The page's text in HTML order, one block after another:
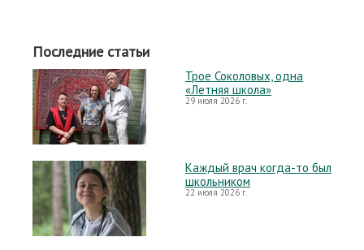
Последние статьи
Трое Соколовых, одна
«Летняя школа»
29 июля 2026 г.
Каждый врач когда-то был
школьником
22 июля 2026 г.